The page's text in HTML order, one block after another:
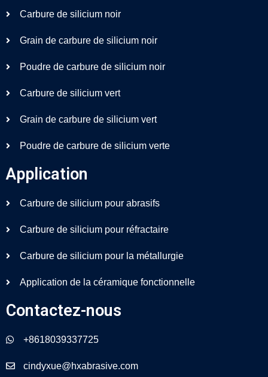
Carbure de silicium noir
Grain de carbure de silicium noir
Poudre de carbure de silicium noir
Carbure de silicium vert
Grain de carbure de silicium vert
Poudre de carbure de silicium verte
Application
Carbure de silicium pour abrasifs
Carbure de silicium pour réfractaire
Carbure de silicium pour la métallurgie
Application de la céramique fonctionnelle
Contactez-nous
+8618039337725
cindyxue@hxabrasive.com